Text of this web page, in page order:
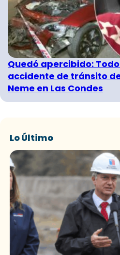
Quedó apercibido:
accidente de tránsito
Neme en Las Condes
Lo Último